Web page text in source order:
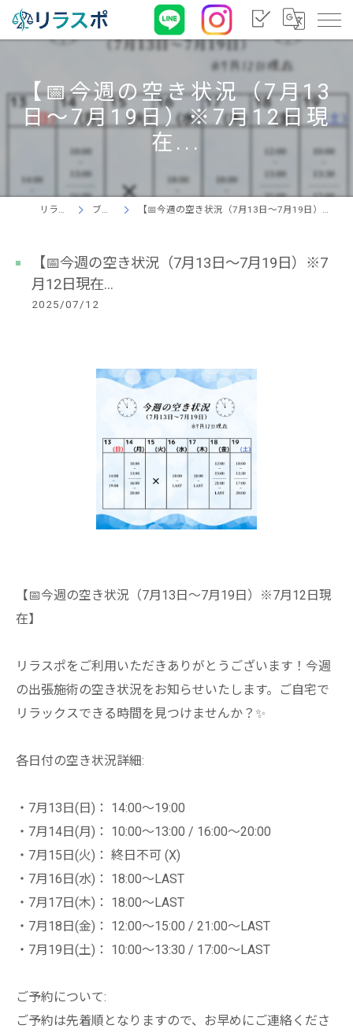
【📅今週の空き状況（7月13
日〜7月19日）※7月12日現
在...
リラスポ ブログ 【📅今週の空き状況（7月13日〜7月19日）※7月12日現在...
【📅今週の空き状況（7月13日〜7月19日）※7
月12日現在...
2025/07/12
【📅今週の空き状況（7月13日〜7月19日）※7月12日現
在】
リラスポをご利用いただきありがとうございます！今週
の出張施術の空き状況をお知らせいたします。ご自宅で
リラックスできる時間を見つけませんか？✨
各日付の空き状況詳細:
・7月13日(日)： 14:00〜19:00
・7月14日(月)： 10:00〜13:00 / 16:00〜20:00
・7月15日(火)： 終日不可 (X)
・7月16日(水)： 18:00〜LAST
・7月17日(木)： 18:00〜LAST
・7月18日(金)： 12:00〜15:00 / 21:00〜LAST
・7月19日(土)： 10:00〜13:30 / 17:00〜LAST
ご予約について:
ご予約は先着順となりますので、お早めにご連絡くださ